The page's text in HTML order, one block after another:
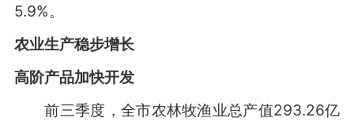
5.9%。
农业生产稳步增长
高阶产品加快开发
前三季度，全市农林牧渔业总产值293.26亿